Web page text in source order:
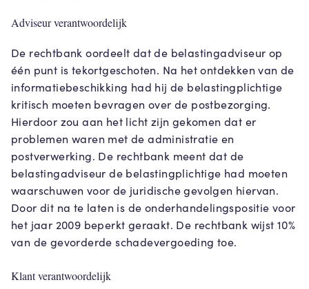
Adviseur verantwoordelijk
De rechtbank oordeelt dat de belastingadviseur op
één punt is tekortgeschoten. Na het ontdekken van de
informatiebeschikking had hij de belastingplichtige
kritisch moeten bevragen over de postbezorging.
Hierdoor zou aan het licht zijn gekomen dat er
problemen waren met de administratie en
postverwerking. De rechtbank meent dat de
belastingadviseur de belastingplichtige had moeten
waarschuwen voor de juridische gevolgen hiervan.
Door dit na te laten is de onderhandelingspositie voor
het jaar 2009 beperkt geraakt. De rechtbank wijst 10%
van de gevorderde schadevergoeding toe.
Klant verantwoordelijk